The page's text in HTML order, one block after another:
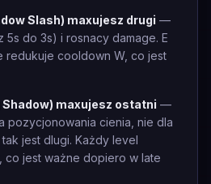
Slash) maxujesz drugi —
do 3s) i rosnacy damage. E
redukuje cooldown W, co jest
Shadow) maxujesz ostatni —
pozycjonowania cienia, nie dla
jest dlugi. Każdy level
co jest ważne dopiero w late